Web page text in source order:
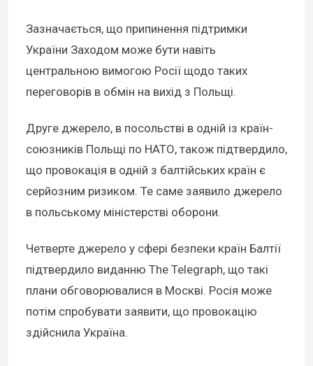
Зазначається, що припинення підтримки
України Заходом може бути навіть
центральною вимогою Росії щодо таких
переговорів в обмін на вихід з Польщі.
Друге джерело, в посольстві в одній із країн-
союзників Польщі по НАТО, також підтвердило,
що провокація в одній з балтійських країн є
серйозним ризиком. Те саме заявило джерело
в польському міністерстві оборони.
Четверте джерело у сфері безпеки країн Балтії
підтвердило виданню The Telegraph, що такі
плани обговорювалися в Москві. Росія може
потім спробувати заявити, що провокацію
здійснила Україна.